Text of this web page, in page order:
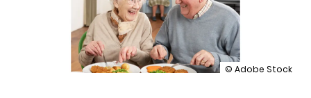
illustration
© Adobe Stock